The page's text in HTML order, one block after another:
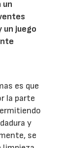
un
un juego
es que
la parte
y
se